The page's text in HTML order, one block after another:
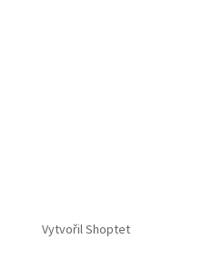
Vytvořil Shoptet